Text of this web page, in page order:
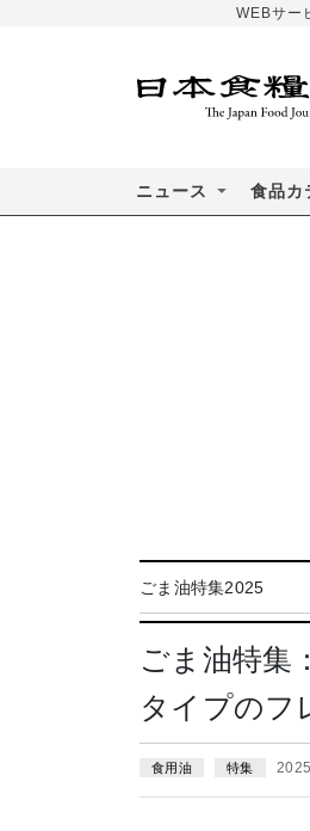
WEBサー
ニュース 食品カ
ごま油特集2025
ごま油特
タイプのフ
食用油 特集